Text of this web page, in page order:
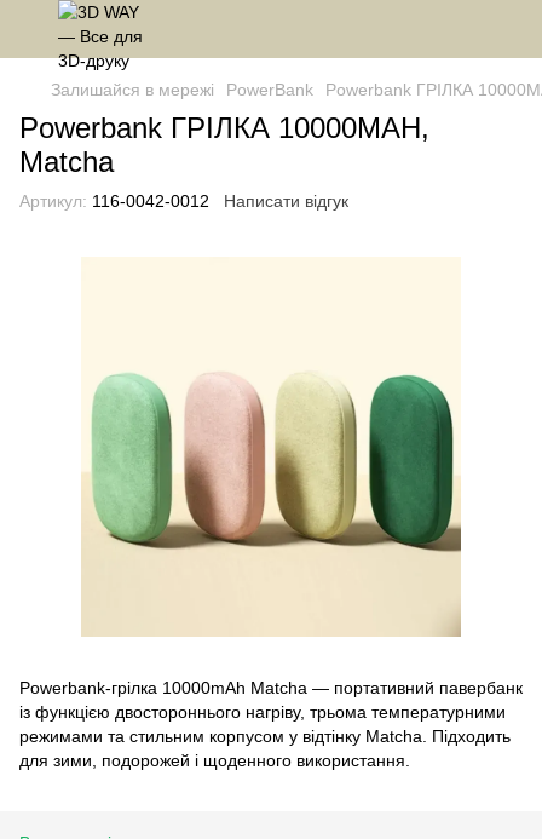
Залишайся в мережі PowerBank Powerbank ГРІЛКА
Powerbank ГРІЛКА 10000MAH,
Matcha
Артикул: 116-0042-0012 Написати відгук
Powerbank‑грілка 10000mAh Matcha — портативний павербанк
із функцією двостороннього нагріву, трьома температурними
режимами та стильним корпусом у відтінку Matcha. Підходить
для зими, подорожей і щоденного використання.